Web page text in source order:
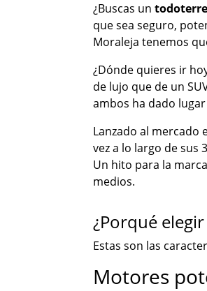
¿Buscas un
que sea seguro,
Moraleja tenemos
¿Dónde quieres ir
de lujo que de un
ambos ha dado
Lanzado al mercado
vez a lo largo de sus
Un hito para la
medios.
¿Porqué
Estas son las
Motores